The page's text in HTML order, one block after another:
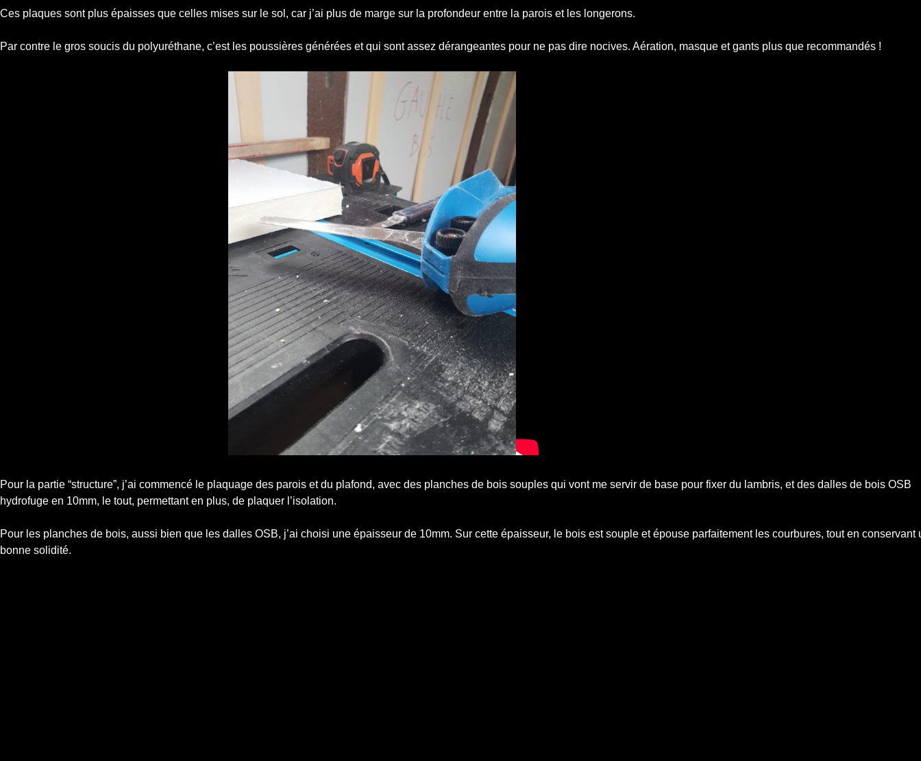
Ces plaques sont plus épaisses que celles mises sur le sol, car j’ai plus de marge sur la profondeur entre la parois et les longerons.
Par contre le gros soucis du polyuréthane, c’est les poussières générées et qui sont assez dérangeantes pour ne pas dire nocives. Aération, masque et gants plus que recommandés !
Pour la partie “structure”, j’ai commencé le plaquage des parois et du plafond, avec des planches de bois souples qui vont me servir de base pour fixer du lambris, et des dalles de bois OSB
hydrofuge en 10mm, le tout, permettant en plus, de plaquer l’isolation.
Pour les planches de bois, aussi bien que les dalles OSB, j’ai choisi une épaisseur de 10mm. Sur cette épaisseur, le bois est souple et épouse parfaitement les courbures, tout en conservant
bonne solidité.